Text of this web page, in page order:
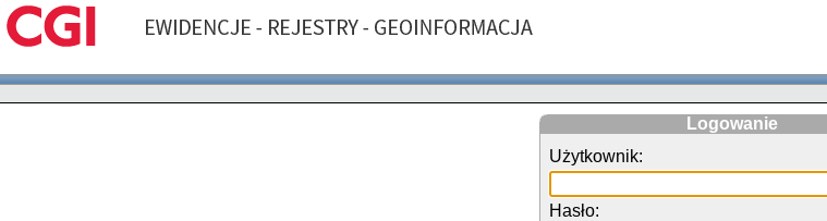
Logowanie
Użytkownik:
Hasło: